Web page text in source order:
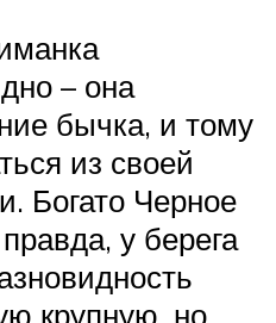
– она
бычка, и тому
из своей
Богато Черное
у берега
крупную, но